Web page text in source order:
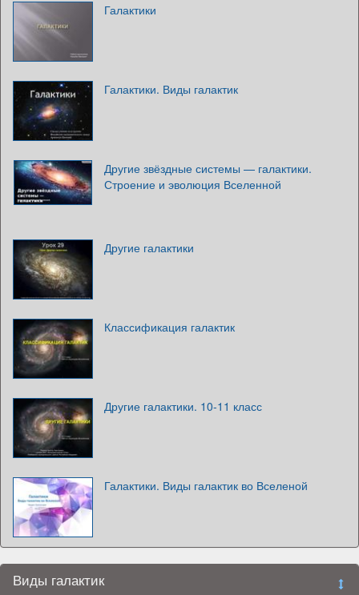
Галактики
Галактики. Виды галактик
Другие звёздные системы — галактики.
Строение и эволюция Вселенной
Другие галактики
Классификация галактик
Другие галактики. 10-11 класс
Галактики. Виды галактик во Вселеной
Виды галактик